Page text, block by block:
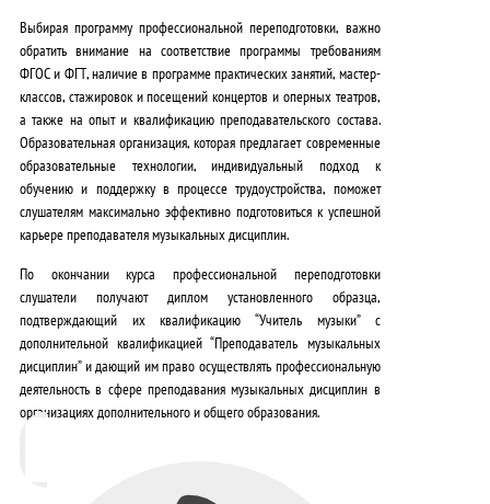
Выбирая программу профессиональной переподготовки, важно
обратить внимание на соответствие программы требованиям
ФГОС и ФГТ, наличие в программе практических занятий, мастер-
классов, стажировок и посещений концертов и оперных театров,
а также наопыт и квалификацию преподавательского состава.
Образовательная организация, которая предлагает современные
образовательные технологии,индивидуальный подход к
обучению и поддержку в процессе трудоустройства, поможет
слушателям максимально эффективно подготовиться к успешной
карьере преподавателя музыкальных дисциплин.
По окончании курса профессиональной переподготовки
слушатели получают диплом установленного образца,
подтверждающий их квалификацию “Учитель музыки” с
дополнительной квалификацией “Преподаватель музыкальных
дисциплин” и дающий им право осуществлять профессиональную
деятельность в сфере преподавания музыкальных дисциплин в
организациях дополнительного и общего образования.